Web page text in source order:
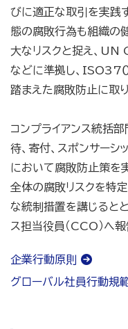
びに適正な取引を実践
態の腐敗行為も組織の
大なリスクと捉え、
などに準拠し、ISO37
踏まえた腐敗防止に取
コンプライアンス統括
待、寄付、スポンサーシ
において腐敗防止策を
全体の腐敗リスクを特
な統制措置を講じると
ス担当役員（CCO）へ
企業行動原則
グローバル社員行動規